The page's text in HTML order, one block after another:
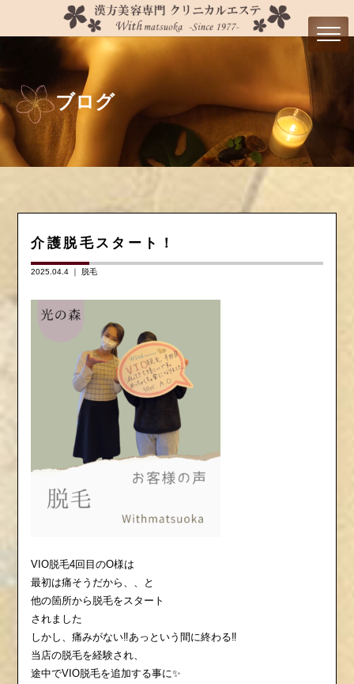
ブログ
介護脱毛スタート！
2025.04.4 ｜ 脱毛
VIO脱毛4回目のO様は
最初は痛そうだから、、と
他の箇所から脱毛をスタート
されました
しかし、痛みがない‼️あっという間に終わる‼️
当店の脱毛を経験され、
途中でVIO脱毛を追加する事に✨